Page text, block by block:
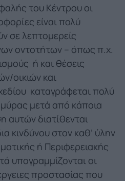
του Κέντρου οι
είναι πολύ
σε λεπτομερείς
οντοτήτων – όπως π.χ.
ή και θέσεις
οικιών και
καταγράφεται πολύ
μετά από κάποια
αυτών διατίθενται
κινδύνου στον καθ’ ύλην
ή Περιφερειακής
υπογραμμίζονται οι
προστασίας που